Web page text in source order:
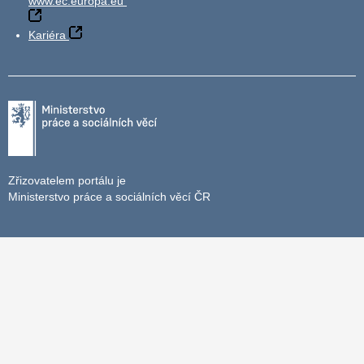
Kariéra
Zřizovatelem portálu je
Ministerstvo práce a sociálních věcí ČR